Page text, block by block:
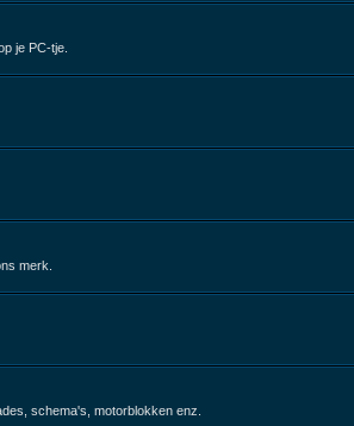
je PC-tje.
merk.
schema's, motorblokken enz.